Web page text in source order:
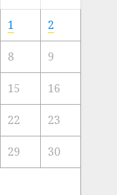
Artis
Kota
23/11/2024
0
1 2
8 9
15 16
22 23
29 30